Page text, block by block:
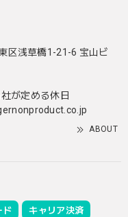
区浅草橋1-21-6 宝山ビ
が定める休日
ABOUT
ド キャリア決済